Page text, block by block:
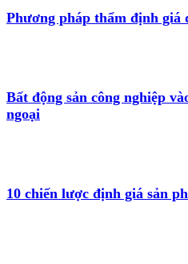
Phương pháp thẩm định giá
Bất động sản công nghiệp
ngoại
10 chiến lược định giá sản